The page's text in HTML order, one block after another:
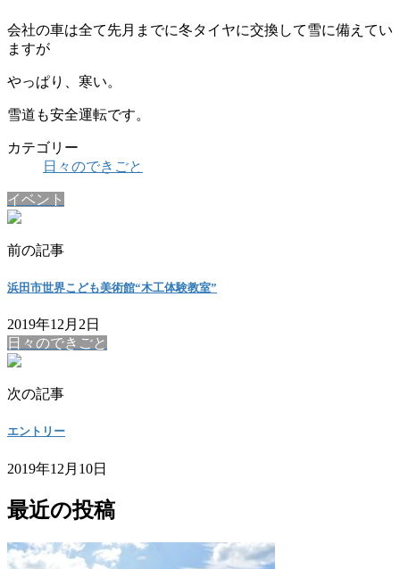
会社の車は全て先月までに冬タイヤに交換して雪に備えてい
ますが
やっぱり、寒い。
雪道も安全運転です。
カテゴリー
日々のできごと
イベント
前の記事
浜田市世界こども美術館“木工体験教室”
2019年12月2日
日々のできごと
次の記事
エントリー
2019年12月10日
最近の投稿